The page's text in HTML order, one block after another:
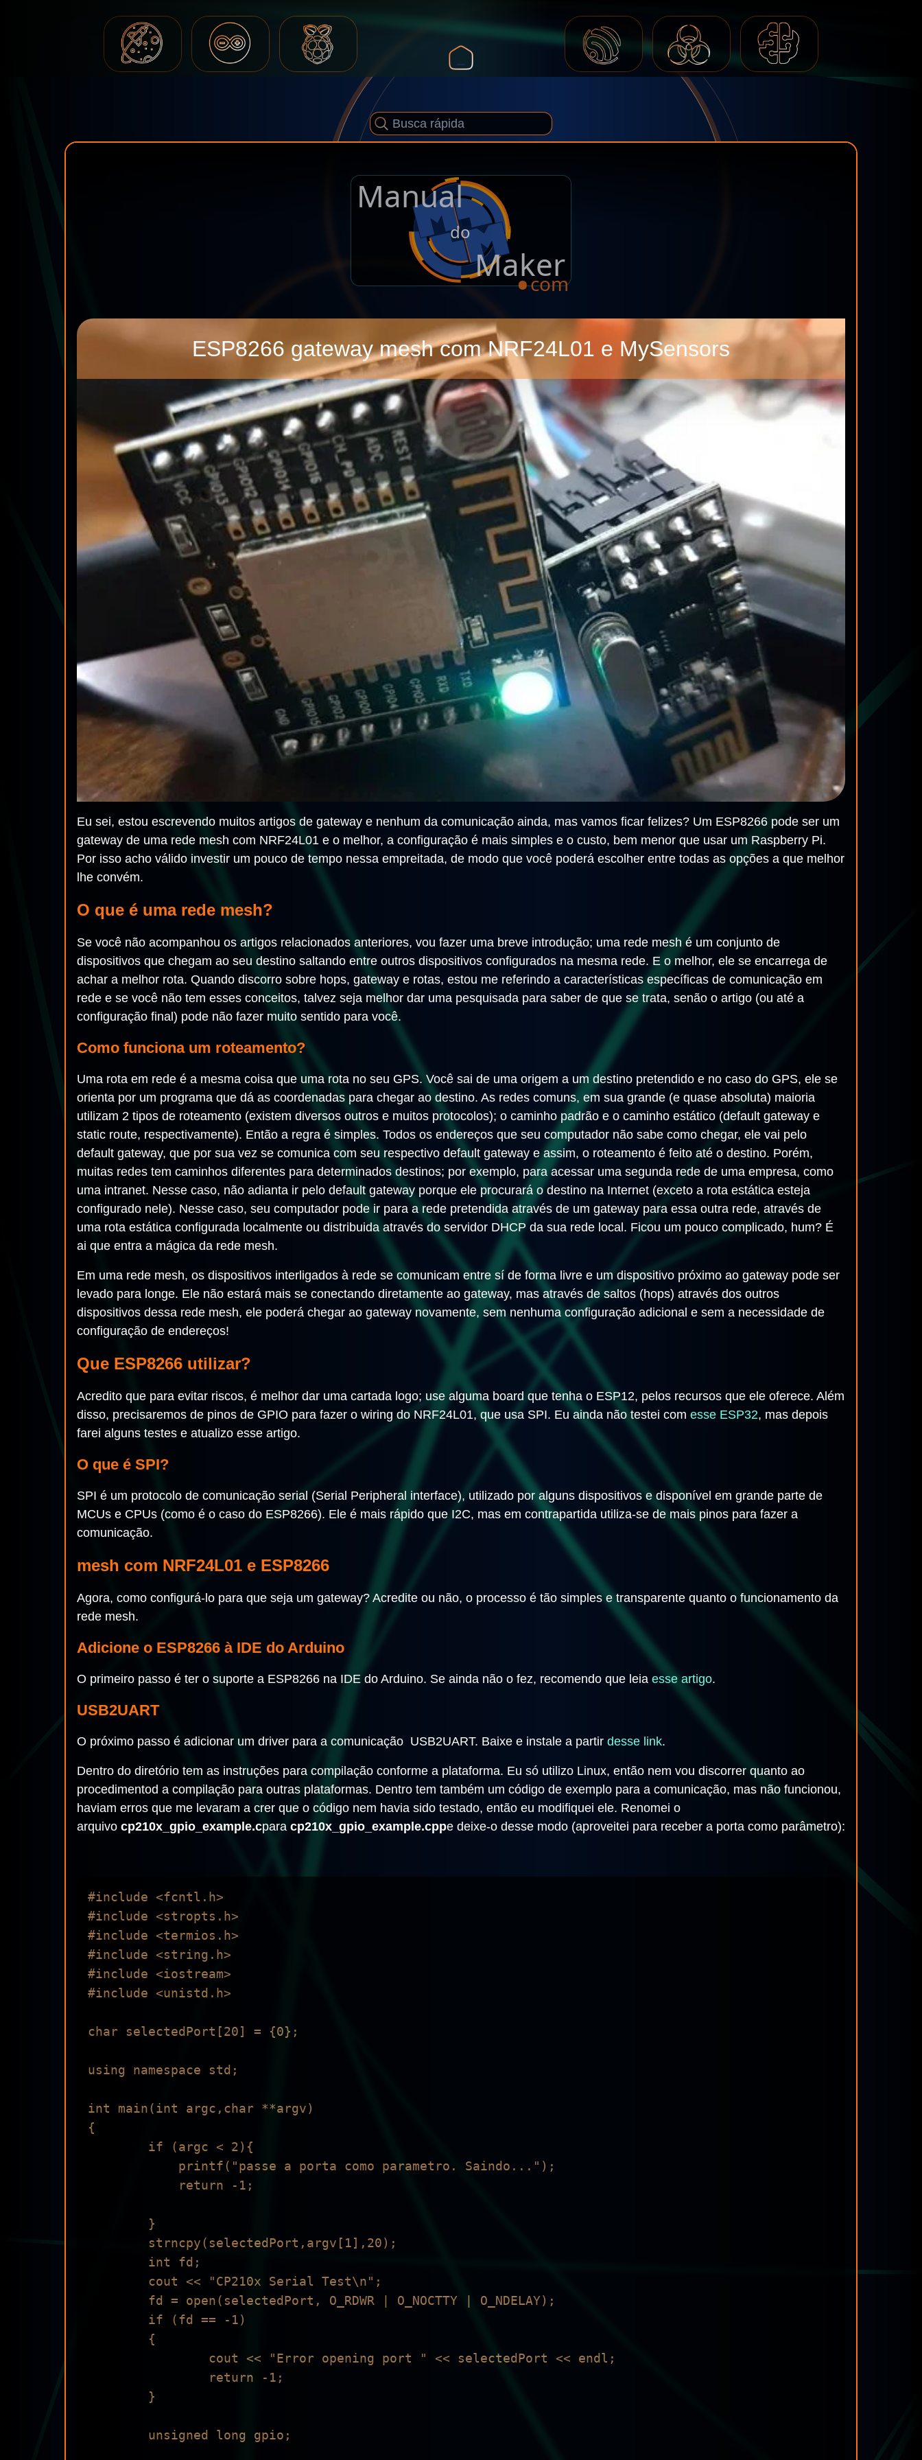
Manual
do
Maker
.com
ESP8266 gateway mesh com NRF24L01 e MySensors
Eu sei, estou escrevendo muitos artigos de gateway e nenhum da comunicação ainda, mas vamos ficar felizes? Um ESP8266 pode ser um
gateway de uma rede mesh com NRF24L01 e o melhor, a configuração é mais simples e o custo, bem menor que usar um Raspberry Pi.
Por isso acho válido investir um pouco de tempo nessa empreitada, de modo que você poderá escolher entre todas as opções a que melhor
lhe convém.
O que é uma rede mesh?
Se você não acompanhou os artigos relacionados anteriores, vou fazer uma breve introdução; uma rede mesh é um conjunto de
dispositivos que chegam ao seu destino saltando entre outros dispositivos configurados na mesma rede. E o melhor, ele se encarrega de
achar a melhor rota. Quando discorro sobre hops, gateway e rotas, estou me referindo a características específicas de comunicação em
rede e se você não tem esses conceitos, talvez seja melhor dar uma pesquisada para saber de que se trata, senão o artigo (ou até a
configuração final) pode não fazer muito sentido para você.
Como funciona um roteamento?
Uma rota em rede é a mesma coisa que uma rota no seu GPS. Você sai de uma origem a um destino pretendido e no caso do GPS, ele se
orienta por um programa que dá as coordenadas para chegar ao destino. As redes comuns, em sua grande (e quase absoluta) maioria
utilizam 2 tipos de roteamento (existem diversos outros e muitos protocolos); o caminho padrão e o caminho estático (default gateway e
static route, respectivamente). Então a regra é simples. Todos os endereços que seu computador não sabe como chegar, ele vai pelo
default gateway, que por sua vez se comunica com seu respectivo default gateway e assim, o roteamento é feito até o destino. Porém,
muitas redes tem caminhos diferentes para determinados destinos; por exemplo, para acessar uma segunda rede de uma empresa, como
uma intranet. Nesse caso, não adianta ir pelo default gateway porque ele procurará o destino na Internet (exceto a rota estática esteja
configurado nele). Nesse caso, seu computador pode ir para a rede pretendida através de um gateway para essa outra rede, através de
uma rota estática configurada localmente ou distribuida através do servidor DHCP da sua rede local. Ficou um pouco complicado, hum? É
ai que entra a mágica da rede mesh.
Em uma rede mesh, os dispositivos interligados à rede se comunicam entre sí de forma livre e um dispositivo próximo ao gateway pode ser
levado para longe. Ele não estará mais se conectando diretamente ao gateway, mas através de saltos (hops) através dos outros
dispositivos dessa rede mesh, ele poderá chegar ao gateway novamente, sem nenhuma configuração adicional e sem a necessidade de
configuração de endereços!
Que ESP8266 utilizar?
Acredito que para evitar riscos, é melhor dar uma cartada logo; use alguma board que tenha o ESP12, pelos recursos que ele oferece. Além
disso, precisaremos de pinos de GPIO para fazer o wiring do NRF24L01, que usa SPI. Eu ainda não testei com esse ESP32, mas depois
farei alguns testes e atualizo esse artigo.
O que é SPI?
SPI é um protocolo de comunicação serial (Serial Peripheral interface), utilizado por alguns dispositivos e disponível em grande parte de
MCUs e CPUs (como é o caso do ESP8266). Ele é mais rápido que I2C, mas em contrapartida utiliza-se de mais pinos para fazer a
comunicação.
mesh com NRF24L01 e ESP8266
Agora, como configurá-lo para que seja um gateway? Acredite ou não, o processo é tão simples e transparente quanto o funcionamento da
rede mesh.
Adicione o ESP8266 à IDE do Arduino
O primeiro passo é ter o suporte a ESP8266 na IDE do Arduino. Se ainda não o fez, recomendo que leia esse artigo.
USB2UART
O próximo passo é adicionar um driver para a comunicação USB2UART. Baixe e instale a partir desse link.
Dentro do diretório tem as instruções para compilação conforme a plataforma. Eu só utilizo Linux, então nem vou discorrer quanto ao
procedimentod a compilação para outras plataformas. Dentro tem também um código de exemplo para a comunicação, mas não funcionou,
haviam erros que me levaram a crer que o código nem havia sido testado, então eu modifiquei ele. Renomei o
arquivo cp210x_gpio_example.cpara cp210x_gpio_example.cppe deixe-o desse modo (aproveitei para receber a porta como parâmetro):
#include <fcntl.h>
#include <stropts.h>
#include <termios.h>
#include <string.h>
#include <iostream>
#include <unistd.h>
char selectedPort[20] = {0};
using namespace std;
int main(int argc,char **argv)
{